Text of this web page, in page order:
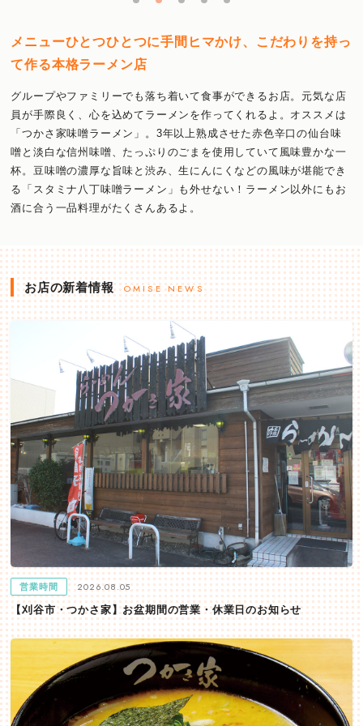
メニューひとつひとつに手間ヒマかけ、こだわりを持っ
て作る本格ラーメン店
グループやファミリーでも落ち着いて食事ができるお店。元気な店
員が手際良く、心を込めてラーメンを作ってくれるよ。オススメは
「つかさ家味噌ラーメン」。3年以上熟成させた赤色辛口の仙台味
噌と淡白な信州味噌、たっぷりのごまを使用していて風味豊かな一
杯。豆味噌の濃厚な旨味と渋み、生にんにくなどの風味が堪能でき
る「スタミナ八丁味噌ラーメン」も外せない！ラーメン以外にもお
酒に合う一品料理がたくさんあるよ。
お店の新着情報 OMISE NEWS
営業時間 2026.08.05
【刈谷市・つかさ家】お盆期間の営業・休業日のお知らせ